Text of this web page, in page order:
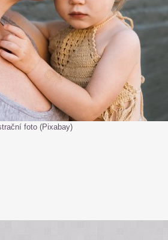
foto (Pixabay)